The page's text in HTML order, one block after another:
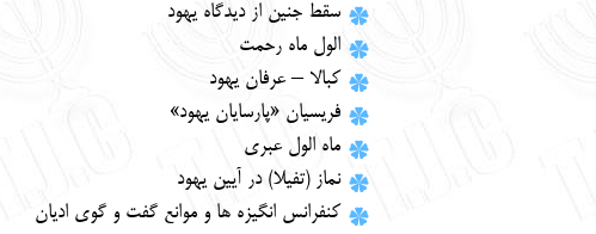
سقط جنين از ديدگاه يهود
الول ماه رحمت
کبالا – عرفان یهود
فريسيان «پارسايان يهود»
ماه الول عبری
نماز (تفيلا) در آيين يهود
كنفرانس انگيزه ‏ها و موانع گفت و گوي اديان